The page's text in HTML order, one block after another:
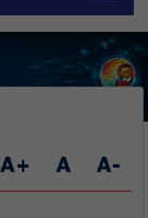
A+ A A-